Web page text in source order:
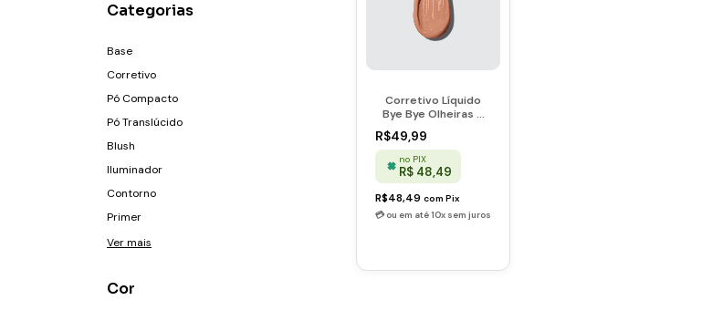
Categorias
Base
Corretivo
Pó Compacto
Pó Translúcido
Blush
Iluminador
Contorno
Primer
Ver mais
Cor
Corretivo Líquido
Bye Bye Olheiras -
R$49,99
no PIX
R$ 48,49
R$48,49 com Pix